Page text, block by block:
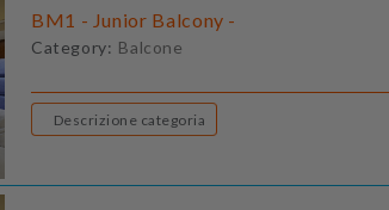
BM1 - Junior Balcony -
Category: Balcone
Descrizione categoria